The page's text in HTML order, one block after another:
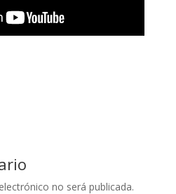
no será publicada.